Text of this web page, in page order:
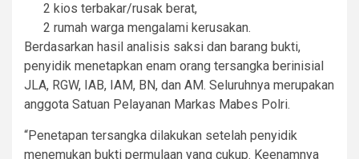
2 kios terbakar/rusak berat,
2 rumah warga mengalami kerusakan.
Berdasarkan hasil analisis saksi dan barang bukti,
penyidik menetapkan enam orang tersangka berinisial
JLA, RGW, IAB, IAM, BN, dan AM. Seluruhnya merupakan
anggota Satuan Pelayanan Markas Mabes Polri.
“Penetapan tersangka dilakukan setelah penyidik
menemukan bukti permulaan yang cukup. Keenamnya